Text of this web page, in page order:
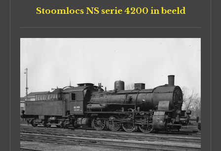
Stoomlocs NS serie 4200 in beeld